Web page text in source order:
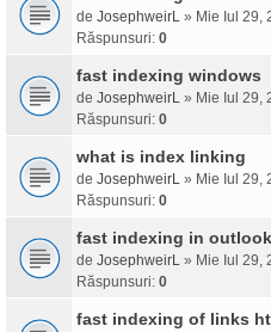
de JosephweirL » Mie Iul 29,
Răspunsuri: 0
fast indexing windows
de JosephweirL » Mie Iul 29,
Răspunsuri: 0
what is index linking
de JosephweirL » Mie Iul 29,
Răspunsuri: 0
fast indexing in
de JosephweirL » Mie Iul 29,
Răspunsuri: 0
fast indexing of links